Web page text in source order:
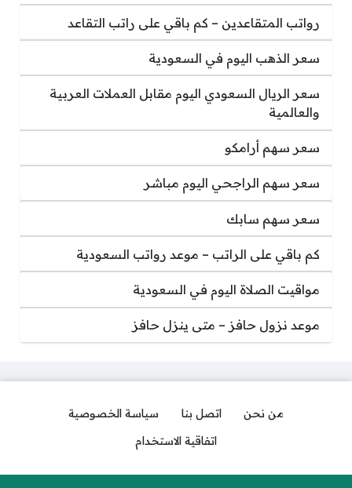
رواتب المتقاعدين – كم باقي على راتب التقاعد
سعر الذهب اليوم في السعودية
سعر الريال السعودي اليوم مقابل العملات العربية
والعالمية
سعر سهم أرامكو
سعر سهم الراجحي اليوم مباشر
سعر سهم سابك
كم باقي على الراتب – موعد رواتب السعودية
مواقيت الصلاة اليوم في السعودية
موعد نزول حافز – متى ينزل حافز
من نحن اتصل بنا
سياسة الخصوصية
اتفاقية الاستخدام